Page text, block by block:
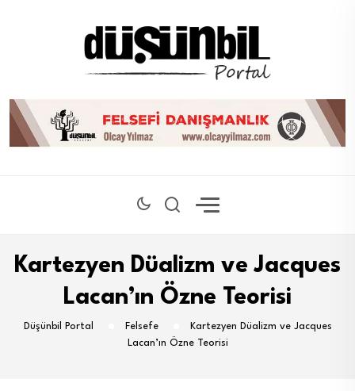
Kartezyen Düalizm ve Jacques
Lacan’ın Özne Teorisi
Düşünbil Portal Felsefe
Kartezyen Düalizm ve Jacques
Lacan’ın Özne Teorisi